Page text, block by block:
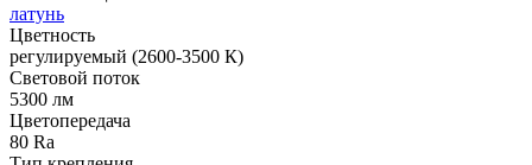
латунь
Цветность
регулируемый (2600-3500 К)
Световой поток
5300 лм
Цветопередача
80 Ra